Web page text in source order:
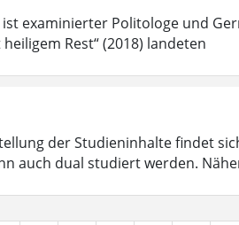
examinierter Politologe und
Rest“ (2018) landeten
der Studieninhalte findet
auch dual studiert werden.